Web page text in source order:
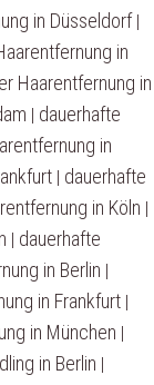
in Düsseldorf|
in
Haarentfernung in
| dauerhafte
in
| dauerhafte
in Köln |
| dauerhafte
in Berlin |
in Frankfurt |
in München |
in Berlin |